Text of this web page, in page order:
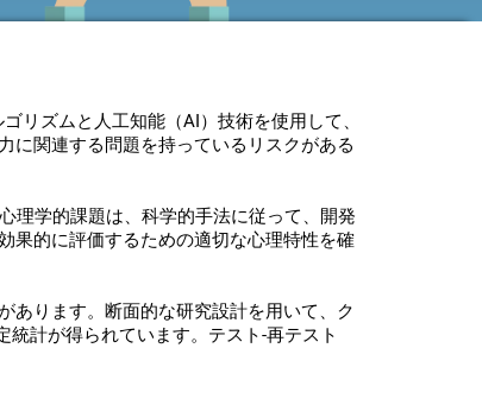
リズムと人工知能（AI）技術を使用して、
に関連する問題を持っているリスクがある
理学的課題は、科学的手法に従って、開発
果的に評価するための適切な心理特性を確
あります。断面的な研究設計を用いて、ク
計が得られています。テスト-再テスト